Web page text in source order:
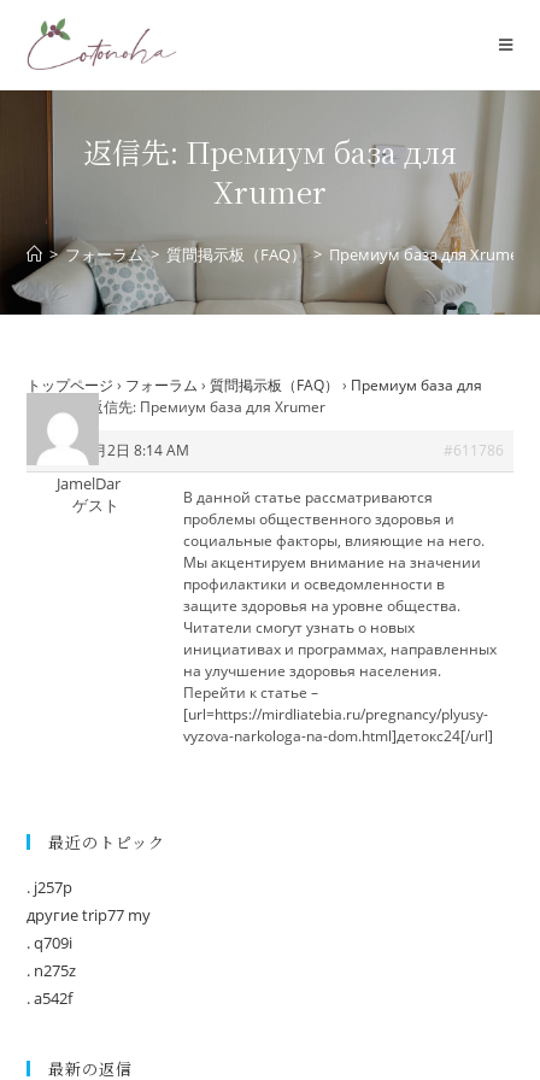
プ
返信先: Премиум база для
Xrumer
> フォーラム > 質問掲示板（FAQ） > Премиум база для Xrumer
トップページ › フォーラム › 質問掲示板（FAQ） › Премиум база для
返信先: Премиум база для Xrumer
2026年6月2日 8:14 AM #611786
JamelDar
ゲスト
В данной статье рассматриваются
проблемы общественного здоровья и
социальные факторы, влияющие на него.
Мы акцентируем внимание на значении
профилактики и осведомленности в
защите здоровья на уровне общества.
Читатели смогут узнать о новых
инициативах и программах, направленных
на улучшение здоровья населения.
Перейти к статье –
[url=https://mirdliatebia.ru/pregnancy/plyusy-
vyzova-narkologa-na-dom.html]детокс24[/url]
最近のトピック
. j257p
другие trip77 my
. q709i
. n275z
. a542f
最新の返信